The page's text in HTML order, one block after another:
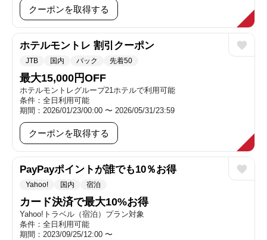
クーポンを取得する
ホテルモントレ 割引クーポン
JTB 国内 パック 先着50
最大15,000円OFF
ホテルモントレグループ21ホテルで利用可能
条件：全日利用可能
期間：2026/01/23/00:00 〜 2026/05/31/23:59
クーポンを取得する
PayPayポイントが誰でも10％お得
Yahoo! 国内 宿泊
カード決済で最大10%お得
Yahoo!トラベル（宿泊）プラン対象
条件：全日利用可能
期間：2023/09/25/12:00 〜